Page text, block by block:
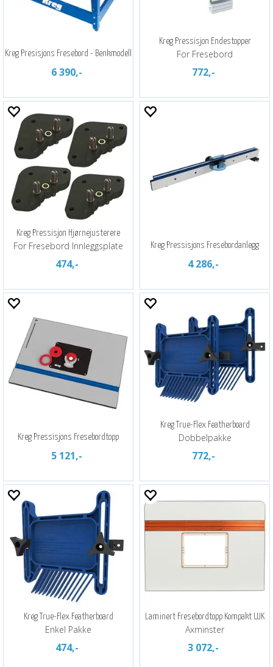
Kreg Presisjons Fresebord - Benkmodell
6 390,-
Kreg Pressisjon Endestopper
For Fresebord
772,-
Kreg Pressisjon Hjørnejusterere
For Fresebord Innleggsplate
474,-
Kreg Pressisjons Fresebordanlegg
4 286,-
Kreg Pressisjons Fresebordtopp
5 121,-
Kreg True-Flex Featherboard
Dobbelpakke
772,-
Kreg True-Flex Featherboard
Enkel Pakke
474,-
Laminert Fresebordtopp Kompakt UJK
Axminster
3 072,-